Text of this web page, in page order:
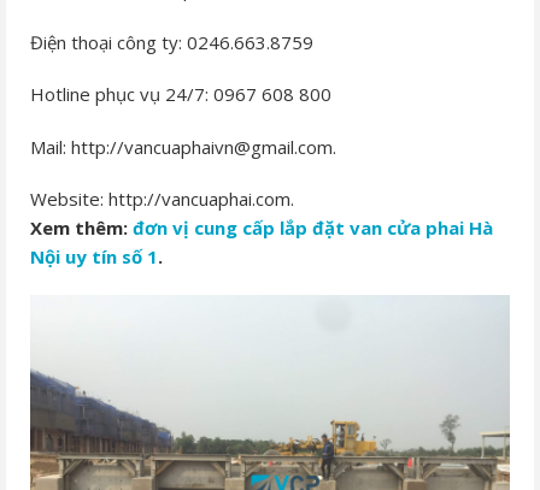
Điện thoại công ty: 0246.663.8759
Hotline phục vụ 24/7: 0967 608 800
Mail: http://vancuaphaivn@gmail.com.
Website: http://vancuaphai.com.
Xem thêm: đơn vị cung cấp lắp đặt van cửa phai Hà
Nội uy tín số 1.